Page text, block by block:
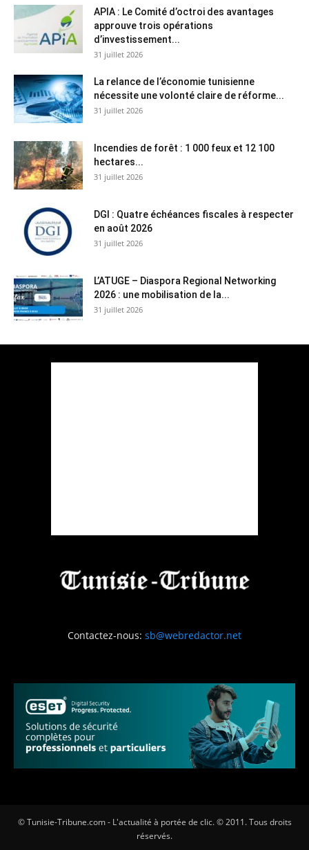
APIA : Le Comité d’octroi des avantages
approuve trois opérations
d’investissement...
31 juillet 2026
La relance de l’économie tunisienne
nécessite une volonté claire de réforme...
31 juillet 2026
Incendies de forêt : 1 000 feux et 12 100
hectares...
31 juillet 2026
DGI : Quatre échéances fiscales à respecter
en août 2026
31 juillet 2026
L’ATUGE – Diaspora Regional Networking
2026 : une mobilisation de la...
31 juillet 2026
Contactez-nous: sb@webredactor.net
© Tunisie-Tribune.com - L'actualité à portée de clic. © 2011. Tous droits
réservés.